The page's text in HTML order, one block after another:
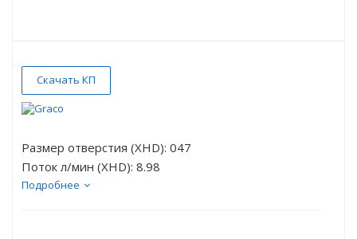
Скачать КП
Размер отверстия (XHD): 047
Поток л/мин (XHD): 8.98
Ширина веера (XHD): 40
Подробнее